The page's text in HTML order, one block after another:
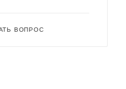
ВОПРОС